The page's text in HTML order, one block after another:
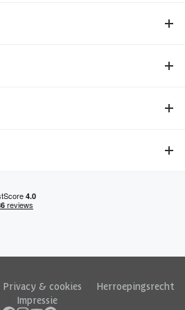
Privacy & cookies
Herroepingsrecht
Impressie